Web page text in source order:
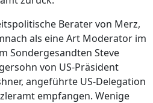
Berater von Merz,
als eine Art Moderator im
Sondergesandten Steve
von US-Präsident
angeführte US-Delegation
empfangen. Wenige